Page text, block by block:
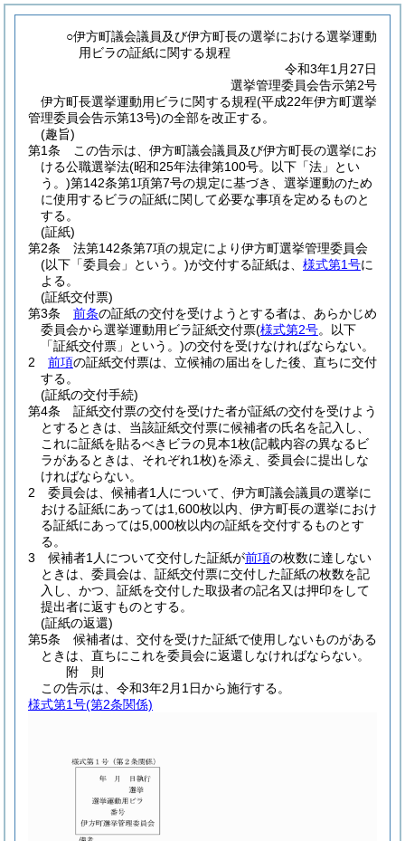
○伊方町議会議員及び伊方町長の選挙における選挙運動
用ビラの証紙に関する規程
令和3年1月27日
選挙管理委員会告示第2号
伊方町長選挙運動用ビラに関する規程(平成22年伊方町選挙
管理委員会告示第13号)の全部を改正する。
(趣旨)
第1条
この告示は、伊方町議会議員及び伊方町長の選挙にお
ける公職選挙法(昭和25年法律第100号。以下「法」とい
う。)第142条第1項第7号の規定に基づき、選挙運動のため
に使用するビラの証紙に関して必要な事項を定めるものと
する。
(証紙)
第2条
法第142条第7項の規定により伊方町選挙管理委員会
(以下「委員会」という。)が交付する証紙は、 様式第1号に
よる。
(証紙交付票)
第3条
前条の証紙の交付を受けようとする者は、あらかじめ
委員会から選挙運動用ビラ証紙交付票(様式第2号。以下
「証紙交付票」という。)の交付を受けなければならない。
2
前項の証紙交付票は、立候補の届出をした後、直ちに交付
する。
(証紙の交付手続)
第4条
証紙交付票の交付を受けた者が証紙の交付を受けよう
とするときは、当該証紙交付票に候補者の氏名を記入し、
これに証紙を貼るべきビラの見本1枚(記載内容の異なるビ
ラがあるときは、それぞれ1枚)を添え、委員会に提出しな
ければならない。
2
委員会は、候補者1人について、伊方町議会議員の選挙に
おける証紙にあっては1,600枚以内、伊方町長の選挙におけ
る証紙にあっては5,000枚以内の証紙を交付するものとす
る。
3
候補者1人について交付した証紙が前項の枚数に達しない
ときは、委員会は、証紙交付票に交付した証紙の枚数を記
入し、かつ、証紙を交付した取扱者の記名又は押印をして
提出者に返すものとする。
(証紙の返還)
第5条
候補者は、交付を受けた証紙で使用しないものがある
ときは、直ちにこれを委員会に返還しなければならない。
附 則
この告示は、令和3年2月1日から施行する。
様式第1号(第2条関係)